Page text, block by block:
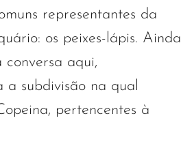
representantes da
os peixes-lápis. Ainda
aqui,
a subdivisão na qual
pertencentes à